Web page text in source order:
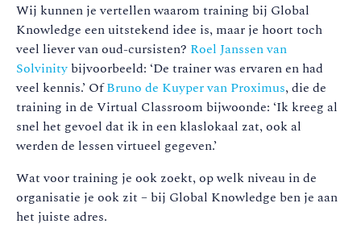
Wij kunnen je vertellen waarom training bij Global
Knowledge een uitstekend idee is, maar je hoort toch
veel liever van oud-cursisten? Roel Janssen van
Solvinity bijvoorbeeld: ‘De trainer was ervaren en had
veel kennis.’ OfBruno de Kuyper van Proximus, die de
training in de Virtual Classroom bijwoonde: ‘Ik kreeg al
snel het gevoel dat ik in een klaslokaal zat, ook al
werden de lessen virtueel gegeven.’
Wat voor training je ook zoekt, op welk niveau in de
organisatie je ook zit – bij Global Knowledge ben je aan
het juiste adres.